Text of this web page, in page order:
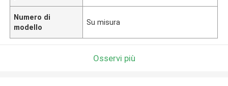
Numero di
modello
Su misura
Osservi più